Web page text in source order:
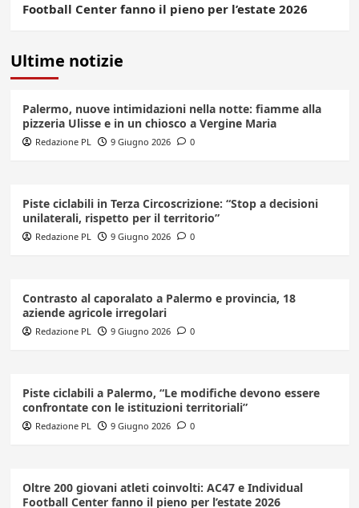
Football Center fanno il pieno per l’estate 2026
Ultime notizie
Palermo, nuove intimidazioni nella notte: fiamme alla
pizzeria Ulisse e in un chiosco a Vergine Maria
Redazione PL 9 Giugno 2026 0
Piste ciclabili in Terza Circoscrizione: “Stop a decisioni
unilaterali, rispetto per il territorio”
Redazione PL 9 Giugno 2026 0
Contrasto al caporalato a Palermo e provincia, 18
aziende agricole irregolari
Redazione PL 9 Giugno 2026 0
Piste ciclabili a Palermo, “Le modifiche devono essere
confrontate con le istituzioni territoriali”
Redazione PL 9 Giugno 2026 0
Oltre 200 giovani atleti coinvolti: AC47 e Individual
Football Center fanno il pieno per l’estate 2026